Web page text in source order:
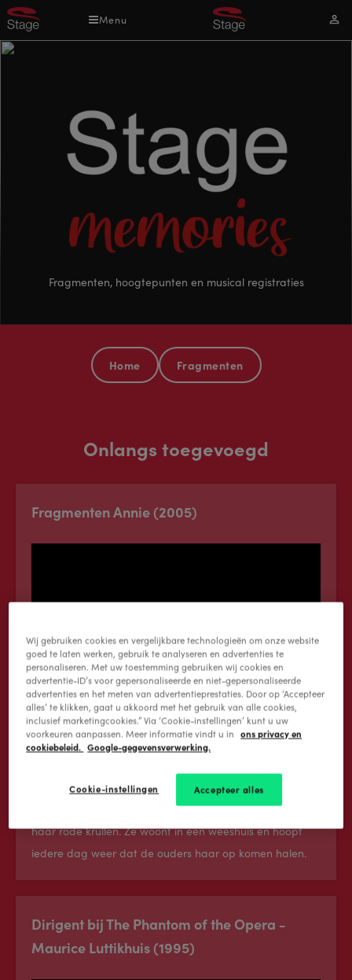
Overslaan
en
naar
Menu
Mijn
memoires
Fragmenten, hoogtepunten en musical registraties
Home Fragmenten
Onlangs toegevoegd
Fragmenten Annie (2005)
Annie gaat over een 11-jarig meisje, herkenbaar aan
haar rode krullen. Ze woont in een weeshuis en hoopt
iedere dag weer dat de ouders haar op komen halen.
Dirigent bij The Phantom of the Opera -
Maurice Luttikhuis (1995)
Wij gebruiken cookies en vergelijkbare technologieën om onze website
goed te laten werken, gebruik te analyseren en advertenties te
personaliseren. Met uw toestemming gebruiken wij cookies en
advertentie-ID’s voor gepersonaliseerde en niet-gepersonaliseerde
advertenties en het meten van advertentieprestaties. Door op ‘Accepteer
alles’ te klikken, gaat u akkoord met het gebruik van alle cookies,
inclusief marketingcookies.” Via ‘Cookie-instellingen’ kunt u uw
voorkeuren aanpassen. Meer informatie vindt u in
ons privacy en
cookiebeleid. Google-gegevensverwerking.
Accepteer alles
Cookie-instellingen